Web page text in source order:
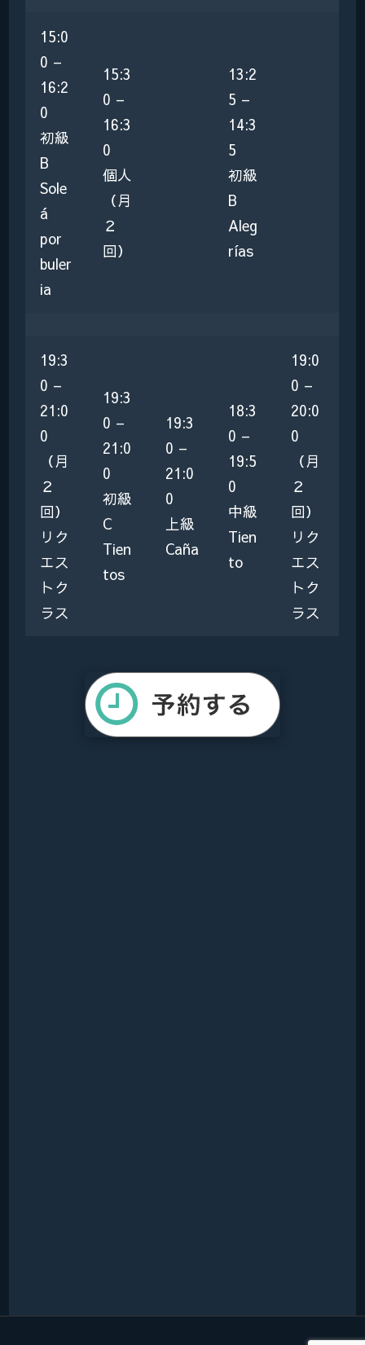
15:0
0 –
16:2
0
初級
B
Sole
á
por
buler
ia
15:3
0 –
16:3
0
個人
（月
２
回）
13:2
5 –
14:3
5
初級
B
Aleg
rías
19:3
0 –
21:0
0
（月
２
回）
リク
エス
トク
ラス
19:3
0 –
21:0
0
初級
C
Tien
tos
19:3
0 –
21:0
0
上級
Caña
18:3
0 –
19:5
0
中級
Tien
to
19:0
0 –
20:0
0
（月
２
回）
リク
エス
トク
ラス